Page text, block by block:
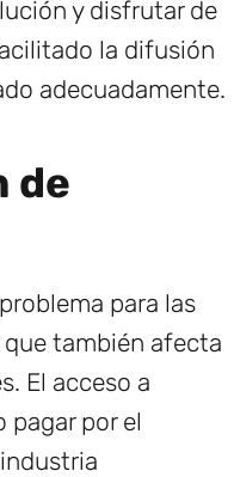
y disfrutar de
la difusión
adecuadamente.
de
para las
también afecta
El acceso a
pagar por el